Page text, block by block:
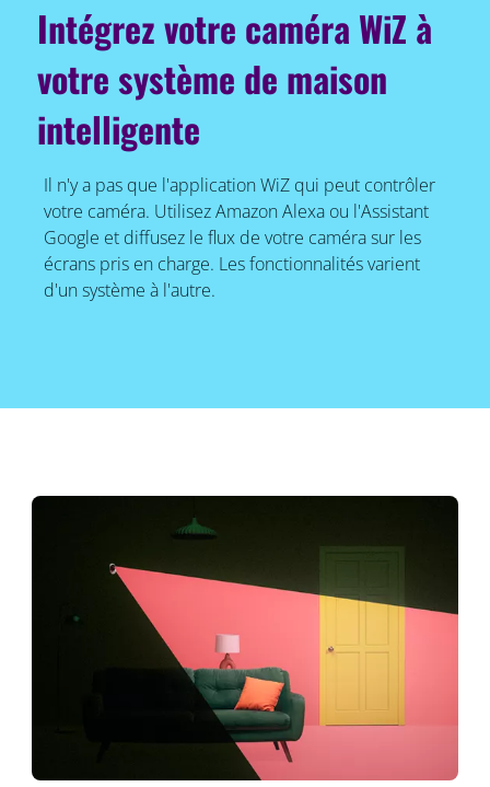
Intégrez votre caméra WiZ à
votre système de maison
intelligente
Il n'y a pas que l'application WiZ qui peut contrôler
votre caméra. Utilisez Amazon Alexa ou l'Assistant
Google et diffusez le flux de votre caméra sur les
écrans pris en charge. Les fonctionnalités varient
d'un système à l'autre.